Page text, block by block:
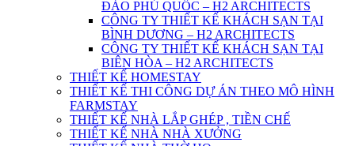
ĐẢO PHÚ QUỐC – H2 ARCHITECTS
CÔNG TY THIẾT KẾ KHÁCH SẠN TẠI
BÌNH DƯƠNG – H2 ARCHITECTS
CÔNG TY THIẾT KẾ KHÁCH SẠN TẠI
BIÊN HÒA – H2 ARCHITECTS
THIẾT KẾ HOMESTAY
THIẾT KẾ THI CÔNG DỰ ÁN THEO MÔ HÌNH
FARMSTAY
THIẾT KẾ NHÀ LẮP GHÉP , TIỀN CHẾ
THIẾT KẾ NHÀ NHÀ XƯỞNG